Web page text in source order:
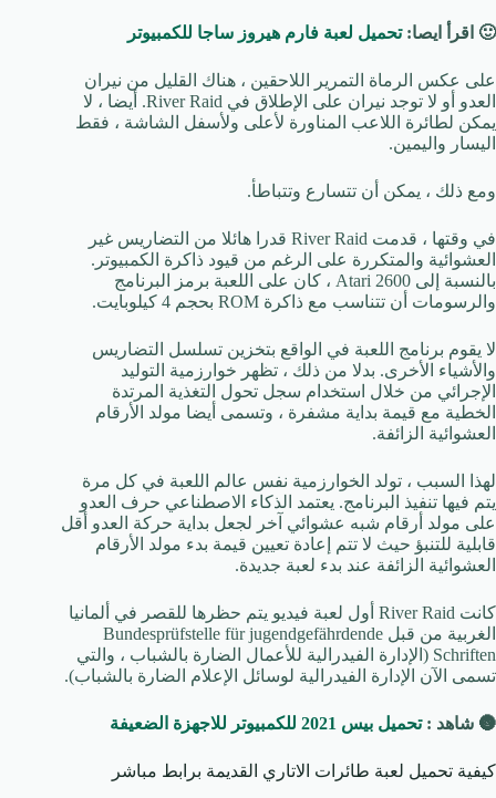
🙂 اقرأ ايصا:تحميل لعبة فارم هيروز ساجا للكمبيوتر
على عكس الرماة التمرير اللاحقين ، هناك القليل من نيران
العدو أو لا توجد نيران على الإطلاق في River Raid. أيضا ، لا
يمكن لطائرة اللاعب المناورة لأعلى ولأسفل الشاشة ، فقط
اليسار واليمين.
ومع ذلك ، يمكن أن تتسارع وتتباطأ.
في وقتها ، قدمت River Raid قدرا هائلا من التضاريس غير
العشوائية والمتكررة على الرغم من قيود ذاكرة الكمبيوتر.
بالنسبة إلى Atari 2600 ، كان على اللعبة برمز البرنامج
والرسومات أن تتناسب مع ذاكرة ROM بحجم 4 كيلوبايت.
لا يقوم برنامج اللعبة في الواقع بتخزين تسلسل التضاريس
والأشياء الأخرى. بدلا من ذلك ، تظهر خوارزمية التوليد
الإجرائي من خلال استخدام سجل تحول التغذية المرتدة
الخطية مع قيمة بداية مشفرة ، وتسمى أيضا مولد الأرقام
العشوائية الزائفة.
لهذا السبب ، تولد الخوارزمية نفس عالم اللعبة في كل مرة
يتم فيها تنفيذ البرنامج. يعتمد الذكاء الاصطناعي حرف العدو
على مولد أرقام شبه عشوائي آخر لجعل بداية حركة العدو أقل
قابلية للتنبؤ حيث لا تتم إعادة تعيين قيمة بدء مولد الأرقام
العشوائية الزائفة عند بدء لعبة جديدة.
كانت River Raid أول لعبة فيديو يتم حظرها للقصر في ألمانيا
الغربية من قبل Bundesprüfstelle für jugendgefährdende
Schriften (الإدارة الفيدرالية للأعمال الضارة بالشباب ، والتي
تسمى الآن الإدارة الفيدرالية لوسائل الإعلام الضارة بالشباب).
🌚 شاهد :تحميل بيس 2021 للكمبيوتر للاجهزة الضعيفة
كيفية تحميل لعبة طائرات الاتاري القديمة برابط مباشر